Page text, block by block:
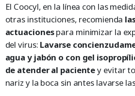
El Coocyl, en la línea con las
otras instituciones, recomienda
actuacionespara minimizar la
del virus: Lavarse
agua y jabón o con gel
de atender al pacientey evitar
nariz y la boca sin antes lavarse